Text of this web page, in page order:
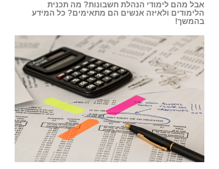
אבל מהם לימודי הנהלת חשבונות? מה תכנית
הלימודים ולאיזה אנשים הם מתאימים? כל המידע
בהמשך!